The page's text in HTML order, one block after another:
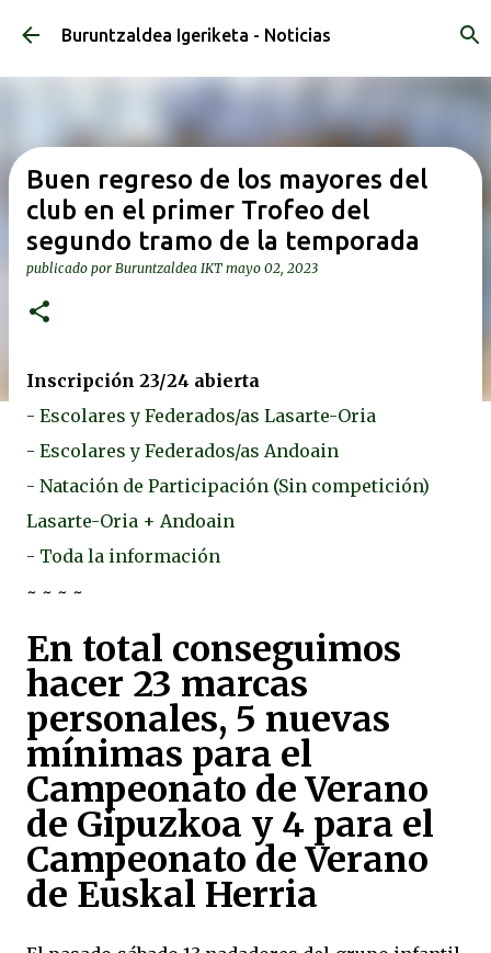
Ir al contenido principal
Buruntzaldea Igeriketa - Noticias
Buen regreso de los mayores del
club en el primer Trofeo del
segundo tramo de la temporada
publicado por Buruntzaldea IKT mayo 02, 2023
Inscripción 23/24 abierta
- Escolares y Federados/as Lasarte-Oria
- Escolares y Federados/as Andoain
- Natación de Participación (Sin competición)
Lasarte-Oria + Andoain
- Toda la información
~ ~ ~ ~
En total conseguimos
hacer 23 marcas
personales, 5 nuevas
mínimas para el
Campeonato de Verano
de Gipuzkoa y 4 para el
Campeonato de Verano
de Euskal Herria